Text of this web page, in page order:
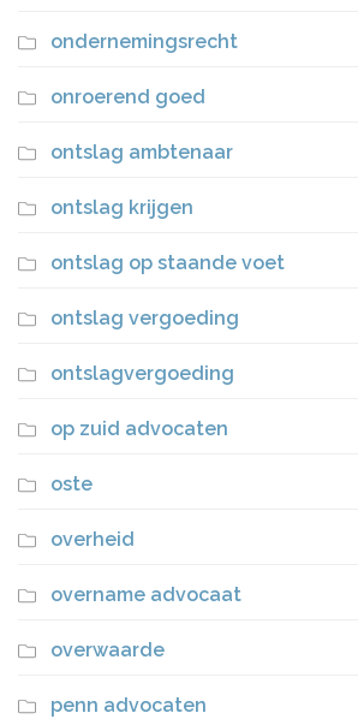
ondernemingsrecht
onroerend goed
ontslag ambtenaar
ontslag krijgen
ontslag op staande voet
ontslag vergoeding
ontslagvergoeding
op zuid advocaten
oste
overheid
overname advocaat
overwaarde
penn advocaten